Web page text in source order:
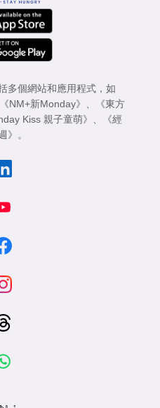
多個網站和應用程式，如
《NM+新Monday》 、
《東方
Kiss 親子童萌》 、
《經
》 。